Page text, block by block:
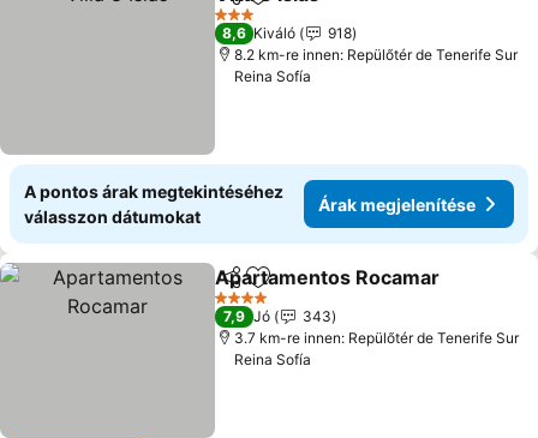
Megosztás
Hozzáadás a kedvencekhez
3 Kategória
8,6 Kiváló
918
8.2 km-re innen: Repülőtér de Tenerife Sur
Reina Sofía
A pontos árak megtekintéséhez
válasszon dátumokat
Árak megjelenítése
Megosztás
Hozzáadás a kedvencekhez
Apartamentos Rocamar
4 Kategória
7,9 Jó
343
3.7 km-re innen: Repülőtér de Tenerife Sur
Reina Sofía